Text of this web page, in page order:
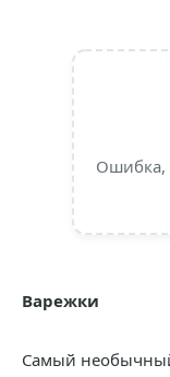
Ошибка,
Варежки
Самый